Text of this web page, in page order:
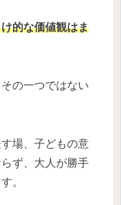
的な価値観はま
の一つではない
場、子どもの意
ず、大人が勝手
。